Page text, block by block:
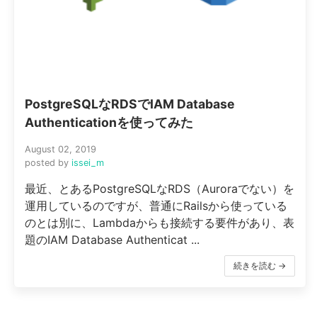
PostgreSQLなRDSでIAM Database
Authenticationを使ってみた
August 02, 2019
posted by issei_m
最近、とあるPostgreSQLなRDS（Auroraでない）を
運用しているのですが、普通にRailsから使っている
のとは別に、Lambdaからも接続する要件があり、表
題のIAM Database Authenticat ...
続きを読む →